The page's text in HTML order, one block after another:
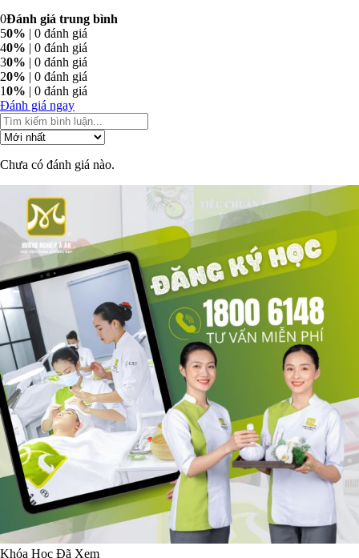
0Đánh giá trung bình
50% | 0 đánh giá
40% | 0 đánh giá
30% | 0 đánh giá
20% | 0 đánh giá
10% | 0 đánh giá
Đánh giá ngay
Chưa có đánh giá nào.
Khóa Học Đã Xem